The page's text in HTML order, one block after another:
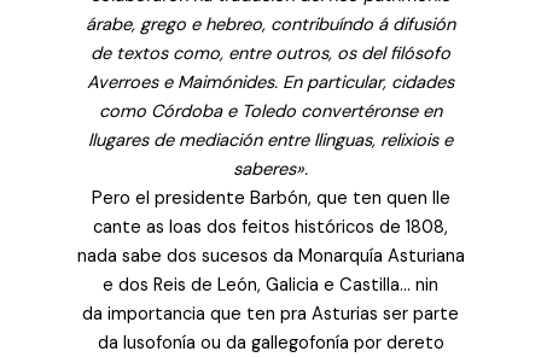
árabe, grego e hebreo, contribuíndo á difusión
de textos como, entre outros, os del filósofo
Averroes e Maimónides. En particular, cidades
como Córdoba e Toledo convertéronse en
llugares de mediación entre llinguas, relixiois e
saberes».
Pero el presidente Barbón, que ten quen lle
cante as loas dos feitos históricos de 1808,
nada sabe dos sucesos da Monarquía Asturiana
e dos Reis de León, Galicia e Castilla… nin
da importancia que ten pra Asturias ser parte
da lusofonía ou da gallegofonía por dereto